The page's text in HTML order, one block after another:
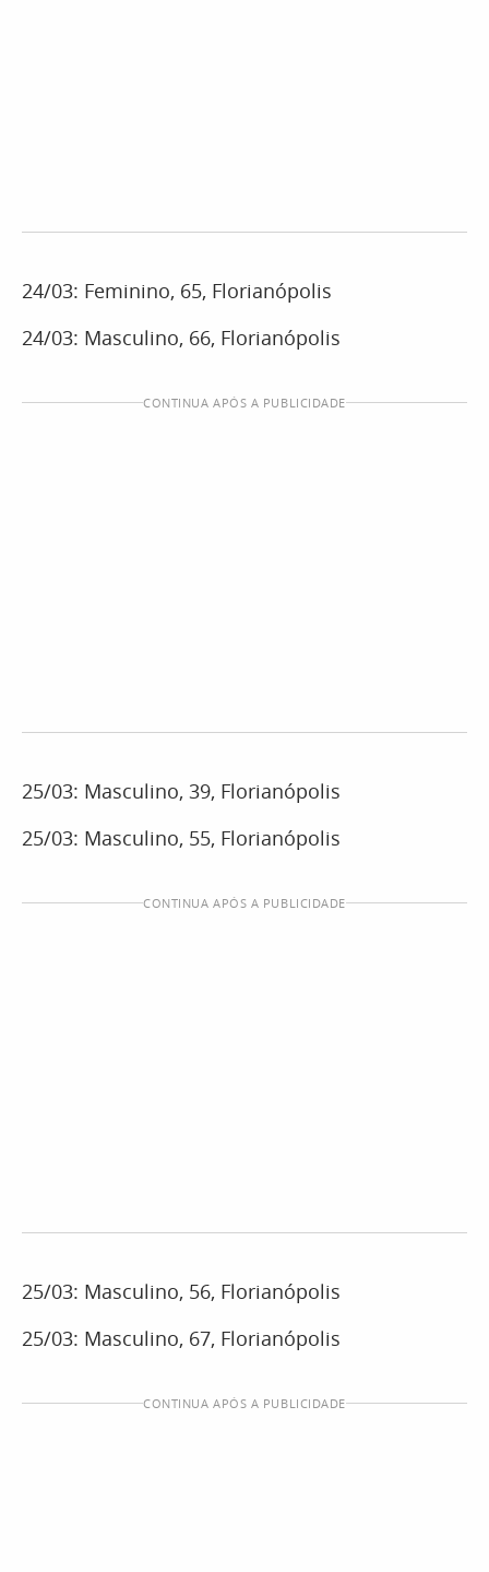
24/03: Feminino, 65, Florianópolis
24/03: Masculino, 66, Florianópolis
CONTINUA APÓS A PUBLICIDADE
25/03: Masculino, 39, Florianópolis
25/03: Masculino, 55, Florianópolis
CONTINUA APÓS A PUBLICIDADE
25/03: Masculino, 56, Florianópolis
25/03: Masculino, 67, Florianópolis
CONTINUA APÓS A PUBLICIDADE